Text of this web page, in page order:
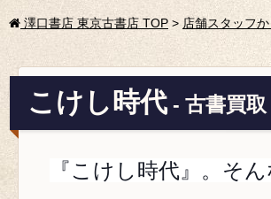
澤口書店 東京古書店 TOP > 店舗スタッフ
こけし時代 - 古書買
『こけし時代』。そ